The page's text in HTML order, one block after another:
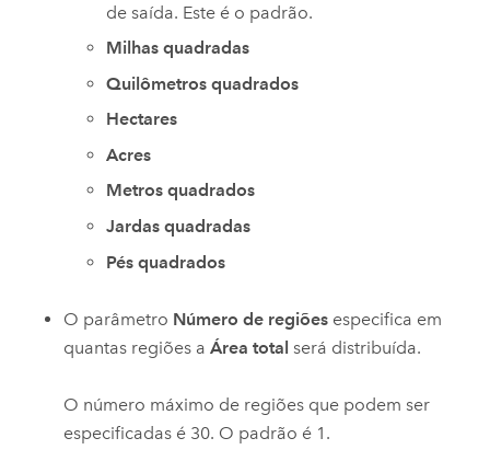
de saída. Este é o padrão.
Milhas quadradas
Quilômetros quadrados
Hectares
Acres
Metros quadrados
Jardas quadradas
Pés quadrados
O parâmetro Número de regiões especifica em
quantas regiões aÁrea total será distribuída.
O número máximo de regiões que podem ser
especificadas é 30. O padrão é 1.